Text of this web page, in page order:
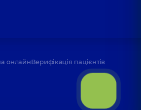
онлайнВерифікація пацієнтів